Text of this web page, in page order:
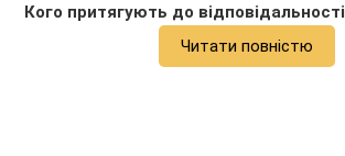
Кого притягують до відповідальності
Читати повністю